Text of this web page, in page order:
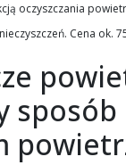
oczyszczania
Cena ok.